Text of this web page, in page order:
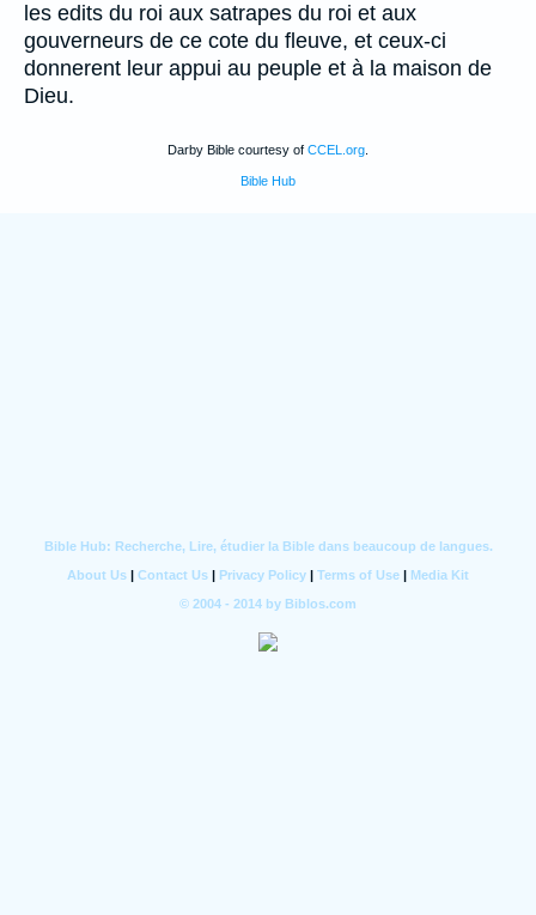
les edits du roi aux satrapes du roi et aux
gouverneurs de ce cote du fleuve, et ceux-ci
donnerent leur appui au peuple et à la maison de
Dieu.
Darby Bible courtesy of CCEL.org
Bible Hub